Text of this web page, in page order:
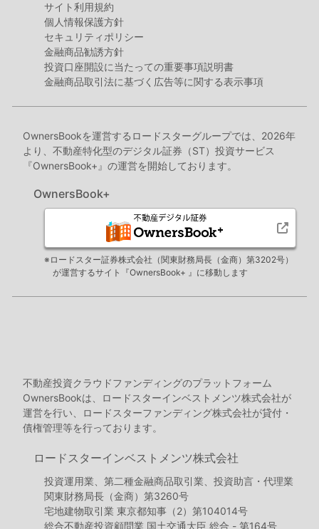
サイト利用規約
個人情報保護方針
セキュリティポリシー
金融商品勧誘方針
投資口座開設に当たっての重要事項説明書
金融商品取引法に基づく広告等に関する表示事項
OwnersBookを運営するロードスターグループでは、2026年
より、不動産特化型のデジタル証券（ST）投資サービス
『OwnersBook+』の運営を開始しております。
OwnersBook+
※ロードスター証券株式会社（関東財務局長（金商）第3202号）
が運営するサイト『OwnersBook+ 』に移動します
不動産投資クラウドファンディングのプラットフォーム
OwnersBookは、ロードスターインベストメンツ株式会社が
運営を行い、ロードスターファンディング株式会社が貸付・
債権管理等を行っております。
ロードスターインベストメンツ株式会社
投資運用業、第二種金融商品取引業、投資助言・代理業
関東財務局長（金商）第3260号
宅地建物取引業 東京都知事（2）第104014号
総合不動産投資顧問業 国土交通大臣 総合 - 第164号